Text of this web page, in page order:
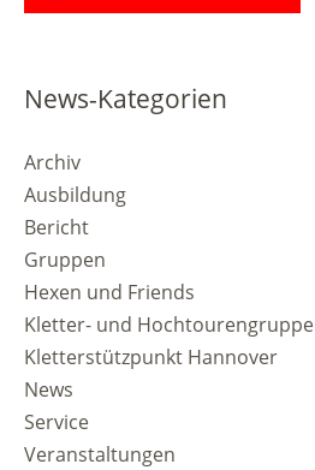
News-Kategorien
Archiv
Ausbildung
Bericht
Gruppen
Hexen und Friends
Kletter- und Hochtourengruppe
Kletterstützpunkt Hannover
News
Service
Veranstaltungen